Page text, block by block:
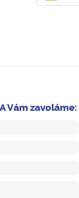
Vám zavoláme: